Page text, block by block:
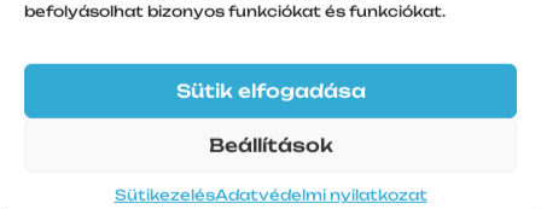
befolyásolhat bizonyos funkciókat és funkciókat.
Sütik elfogadása
Beállítások
SütikezelésAdatvédelmi nyilatkozat
Ezüst